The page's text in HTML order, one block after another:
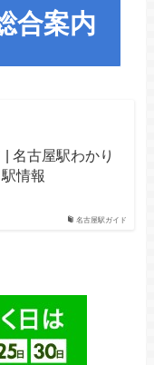
合案内
名古屋駅ガイド
名古屋駅わかり
情報